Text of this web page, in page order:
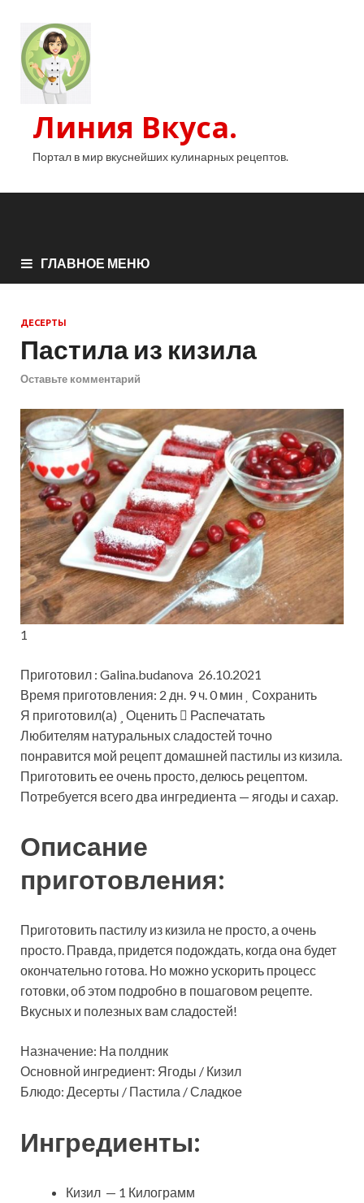
Линия Вкуса.
Портал в мир вкуснейших кулинарных рецептов.
ГЛАВНОЕ МЕНЮ
ДЕСЕРТЫ
Пастила из кизила
Оставьте комментарий
1
Приготовил : Galina.budanova 26.10.2021
Время приготовления: 2 дн. 9 ч. 0 мин
Сохранить
Я приготовил(а)
Оценить
Распечатать
Любителям натуральных сладостей точно
понравится мой рецепт домашней пастилы из кизила.
Приготовить ее очень просто, делюсь рецептом.
Потребуется всего два ингредиента — ягоды и сахар.
Описание
приготовления:
Приготовить пастилу из кизила не просто, а очень
просто. Правда, придется подождать, когда она будет
окончательно готова. Но можно ускорить процесс
готовки, об этом подробно в пошаговом рецепте.
Вкусных и полезных вам сладостей!
Назначение: На полдник
Основной ингредиент: Ягоды / Кизил
Блюдо: Десерты / Пастила / Сладкое
Ингредиенты:
Кизил — 1 Килограмм